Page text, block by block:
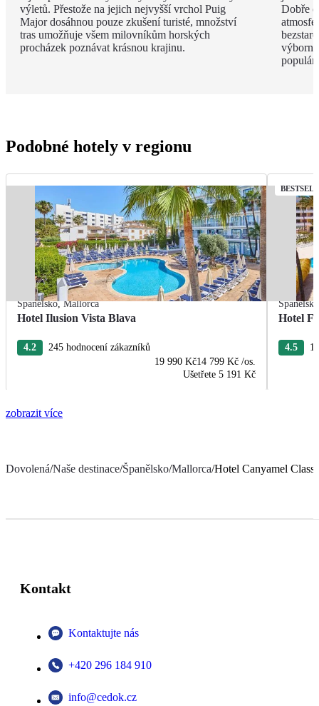
výletů. Přestože na jejich nejvyšší vrchol Puig
Major dosáhnou pouze zkušení turisté, množství
tras umožňuje všem milovníkům horských
procházek poznávat krásnou krajinu.
Dobře
Podobné hotely v regionu
Španělsko,Mallorca
Hotel Ilusion Vista Blava
4.2
245 hodnocení zákazníků
19 990 Kč14 799 Kč /os.
Ušetřete 5 191 Kč
Španělsko
Hotel
4.5
zobrazit více
Dovolená/Naše destinace/Španělsko/Mallorca/Hotel Canyamel
Kontakt
Kontaktujte nás
+420 296 184 910
info@cedok.cz